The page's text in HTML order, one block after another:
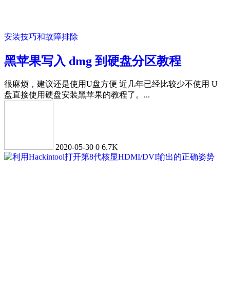
安装技巧和故障排除
黑苹果写入 dmg 到硬盘分区教程
很麻烦，建议还是使用U盘方便 近几年已经比较少不使用 U
盘直接使用硬盘安装黑苹果的教程了。...
2020-05-30 0 6.7K